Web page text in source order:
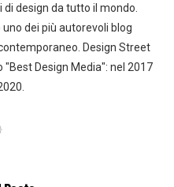
design da tutto il mondo.
dei più autorevoli blog
Design Street
Design Media": nel 2017
W